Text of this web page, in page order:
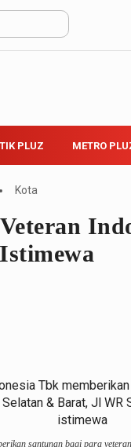
PLUZ METRO
Kota
santunan bagi para